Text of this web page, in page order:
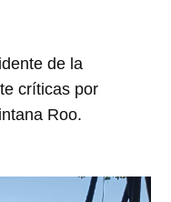
de la
críticas por
Roo.